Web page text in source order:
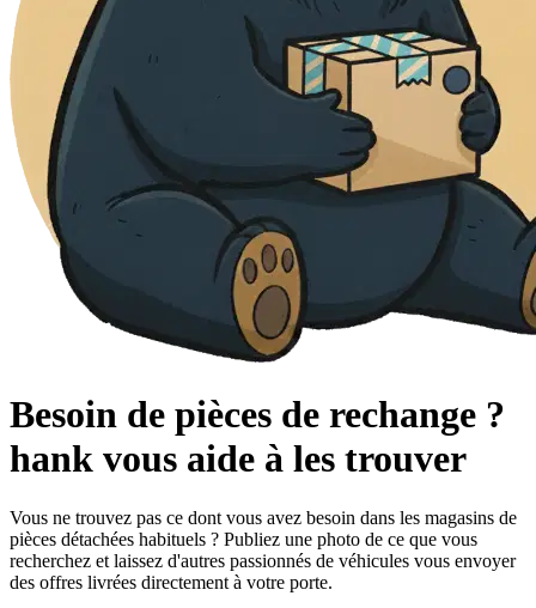
Besoin de pièces de rechange ?
hank vous aide à les trouver
Vous ne trouvez pas ce dont vous avez besoin dans les magasins de
pièces détachées habituels ? Publiez une photo de ce que vous
recherchez et laissez d'autres passionnés de véhicules vous envoyer
des offres livrées directement à votre porte.